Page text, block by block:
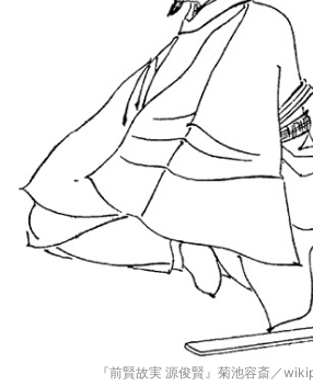
『前賢故実 源俊賢』菊池容斎／